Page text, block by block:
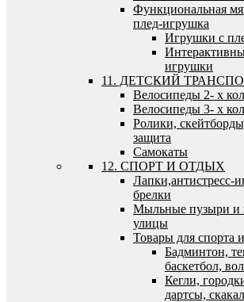
Функциональная
плед-игрушка
Игрушки с
игрушки
11. ДЕТСКИЙ
Велосипеды 2- х
Велосипеды 3- х
Ролики,
защита
Самокаты
12. СПОРТ И ОТДЫХ
Лапки,антистресс-
брелки
Мыльные пузыри и
улицы
Товары для спорта
Бадминтон,
баскетбол,
Кегли,
дартсы,